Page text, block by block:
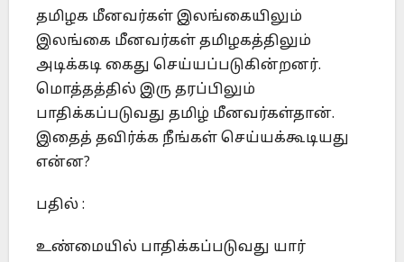
தமிழக மீனவர்கள் இலங்கையிலும்
இலங்கை மீனவர்கள் தமிழகத்திலும்
அடிக்கடி கைது செய்யப்படுகின்றனர்.
மொத்தத்தில் இரு தரப்பிலும்
பாதிக்கப்படுவது தமிழ் மீனவர்கள்தான்.
இதைத் தவிர்க்க நீங்கள் செய்யக்கூடியது
என்ன?
பதில் :
உண்மையில் பாதிக்கப்படுவது யார்